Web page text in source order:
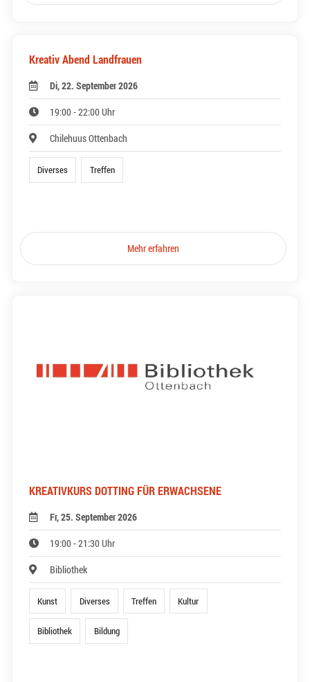
Kreativ Abend Landfrauen
Di, 22. September 2026
19:00 - 22:00 Uhr
Chilehuus Ottenbach
Diverses Treffen
Mehr erfahren
KREATIVKURS DOTTING FÜR ERWACHSENE
Fr, 25. September 2026
19:00 - 21:30 Uhr
Bibliothek
Kunst Diverses Treffen Kultur
Bibliothek Bildung